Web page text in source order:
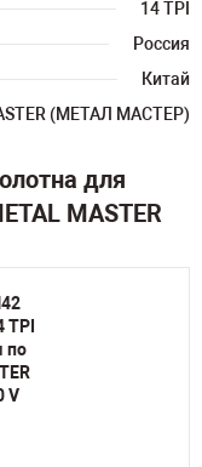
14 TPI
Россия
Китай
(МЕТАЛ МАСТЕР)
для
MASTER
TPI
по
V